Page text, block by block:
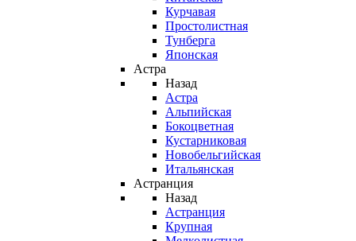
Курчавая
Простолистная
Тунберга
Японская
Астра
Назад
Астра
Альпийская
Бокоцветная
Кустарниковая
Новобельгийская
Итальянская
Астранция
Назад
Астранция
Крупная